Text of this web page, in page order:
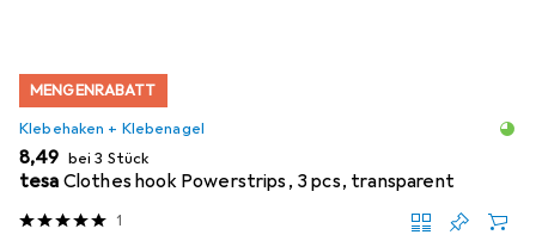
MENGENRABATT
Klebehaken + Klebenagel
EUR
8,49 bei 3 Stück
tesa Clothes hook Powerstrips, 3 pcs, transparent
1